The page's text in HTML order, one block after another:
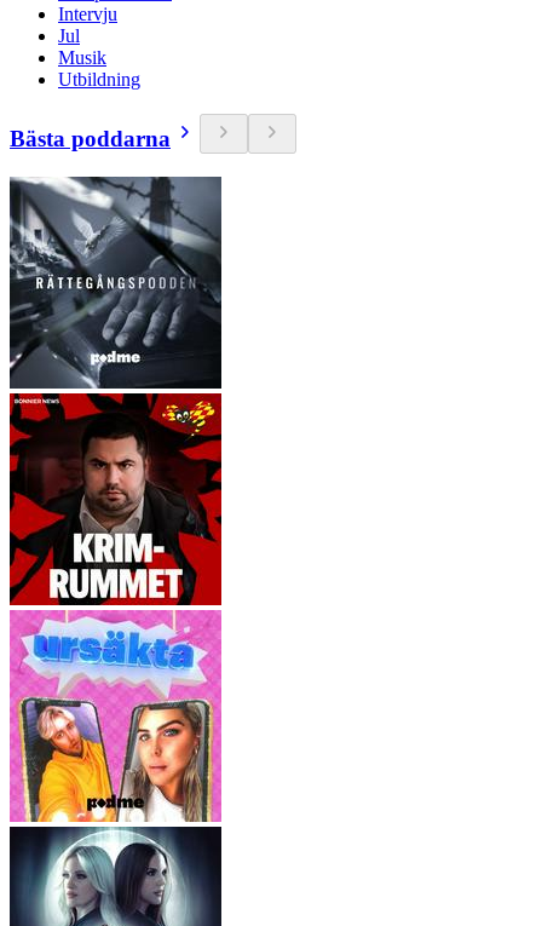
Intervju
Jul
Musik
Utbildning
Bästa poddarna